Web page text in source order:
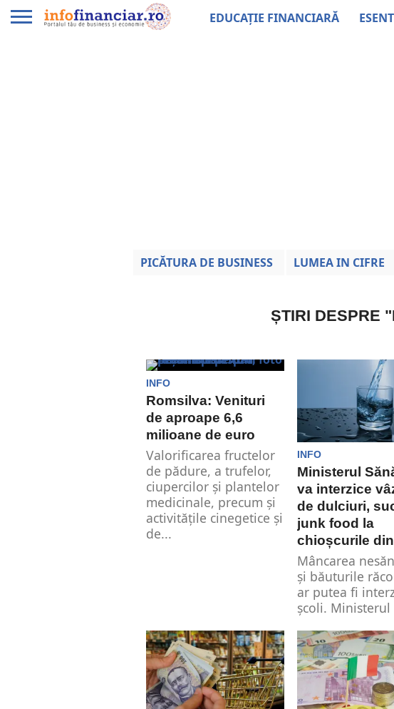
EDUCAȚIE FINANCIARĂ
PICĂTURA DE BUSINESS LUMEA IN CIFRE
ȘTIRI DESPRE
INFO
Romsilva: Venituri
de aproape 6,6
milioane de euro
Valorificarea fructelor
de pădure, a trufelor,
ciupercilor şi plantelor
medicinale, precum şi
activităţile cinegetice şi
de...
INFO
Ministerul
va interzice
de dulciuri,
junk food la
chioșcurile
Mâncarea
şi băuturile
ar putea fi
şcoli. Ministerul
în...